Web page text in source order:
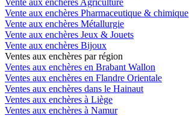
Vente aux enchères Pharmaceutique & chimique
Vente aux enchères Métallurgie
Vente aux enchères Jeux & Jouets
Vente aux enchères Bijoux
Ventes aux enchères par région
Ventes aux enchères en Brabant Wallon
Ventes aux enchères en Flandre Orientale
Ventes aux enchères dans le Hainaut
Ventes aux enchères à Liège
Ventes aux enchères à Namur